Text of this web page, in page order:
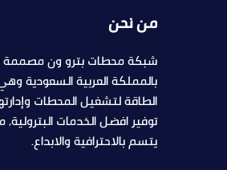
من نحن
شبكة محطات بترو ون مصممة
بالمملكة العربية السعودية
الطاقة لتشغيل المحطات
توفير افضل الخدمات
يتسم بالاحترافية والابداع.